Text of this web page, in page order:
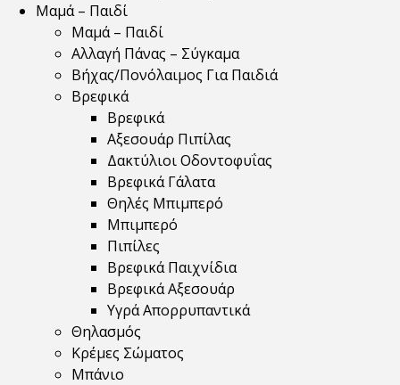
Μαμά – Παιδί
Μαμά – Παιδί
Αλλαγή Πάνας – Σύγκαμα
Βήχας/Πονόλαιμος Για Παιδιά
Βρεφικά
Βρεφικά
Αξεσουάρ Πιπίλας
Δακτύλιοι Οδοντοφυΐας
Βρεφικά Γάλατα
Θηλές Μπιμπερό
Μπιμπερό
Πιπίλες
Βρεφικά Παιχνίδια
Βρεφικά Αξεσουάρ
Υγρά Απορρυπαντικά
Θηλασμός
Κρέμες Σώματος
Μπάνιο